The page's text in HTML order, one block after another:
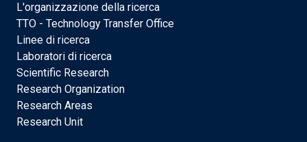
L'organizzazione della ricerca
TTO - Technology Transfer Office
Linee di ricerca
Laboratori di ricerca
Scientific Research
Research Organization
Research Areas
Research Unit